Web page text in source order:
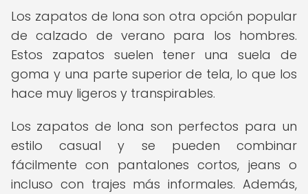
Los zapatos de lona son otra opción popular
de calzado de verano para los hombres.
Estos zapatos suelen tener una suela de
goma y una parte superior de tela, lo que los
hace muy ligeros y transpirables.
Los zapatos de lona son perfectos para un
estilo casual y se pueden combinar
fácilmente con pantalones cortos, jeans o
incluso con trajes más informales. Además,